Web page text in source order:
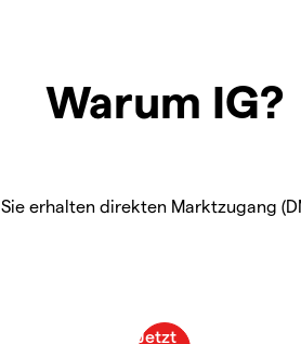
Warum IG?
Sie erhalten direkten Marktzugang